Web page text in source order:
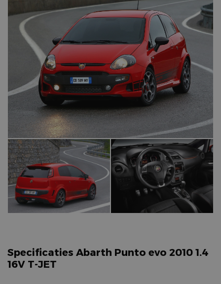
Specificaties Abarth Punto evo 2010 1.4
16V T-JET